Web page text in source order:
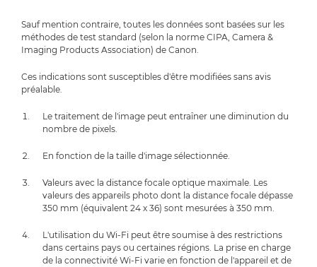
Sauf mention contraire, toutes les données sont basées sur les
méthodes de test standard (selon la norme CIPA, Camera &
Imaging Products Association) de Canon.
Ces indications sont susceptibles d'être modifiées sans avis
préalable.
Le traitement de l'image peut entraîner une diminution du
nombre de pixels.
En fonction de la taille d'image sélectionnée.
Valeurs avec la distance focale optique maximale. Les
valeurs des appareils photo dont la distance focale dépasse
350 mm (équivalent 24 x 36) sont mesurées à 350 mm.
L'utilisation du Wi-Fi peut être soumise à des restrictions
dans certains pays ou certaines régions. La prise en charge
de la connectivité Wi-Fi varie en fonction de l'appareil et de